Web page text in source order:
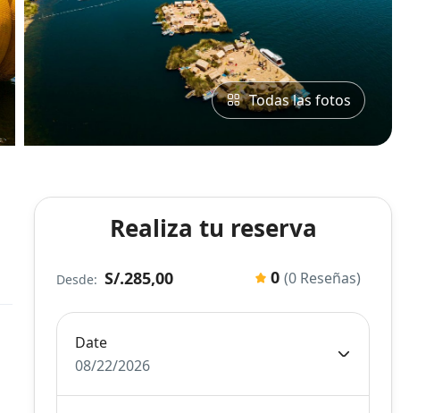
Todas las fotos
Realiza tu reserva
Desde: S/.285,00 0 (0 Reseñas)
Date
08/22/2026